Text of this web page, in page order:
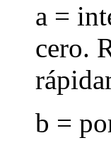
a =
cero.
b =